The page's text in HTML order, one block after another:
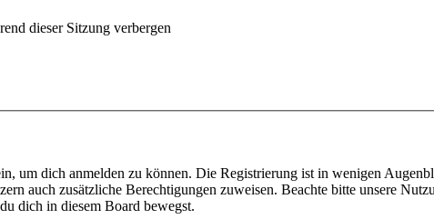
dieser Sitzung verbergen
um dich anmelden zu können. Die Registrierung ist in wenigen
auch zusätzliche Berechtigungen zuweisen. Beachte bitte unsere
dich in diesem Board bewegst.